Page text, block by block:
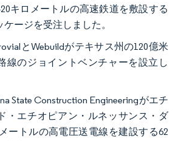
キロメートルの高速鉄道を敷設する
ージを受注しました。
とWebuildがテキサス州の120億米
線のジョイントベンチャーを設立し
State Construction Engineeringがエチ
・エチオピアン・ルネッサンス・ダ
ートルの高電圧送電線を建設する62